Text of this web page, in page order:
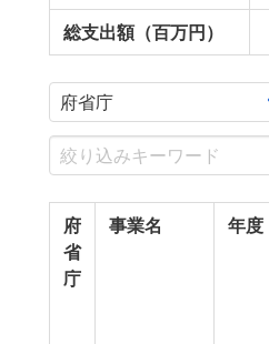
総支出額（百万円）
府
省
庁
事業名 年度